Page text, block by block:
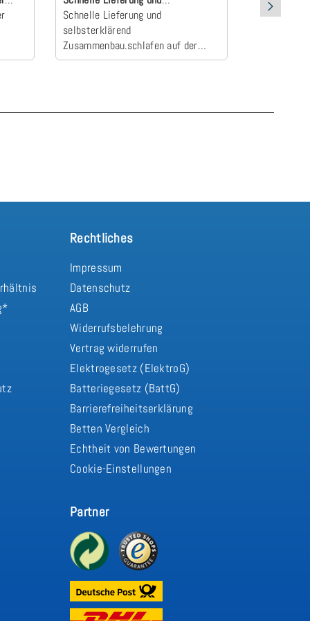
selbsterklärend Z…
Schnelle Lieferung und
selbsterklärend
Zusammenbau.schlafen auf der
neuen Matratze einfach himmlisch
Der
Rechtliches
Impressum
Datenschutz
AGB
Widerrufsbelehrung
Vertrag widerrufen
Elektrogesetz (ElektroG)
Batteriegesetz (BattG)
Barrierefreiheitserklärung
Betten Vergleich
Echtheit von Bewertungen
Cookie-Einstellungen
Partner